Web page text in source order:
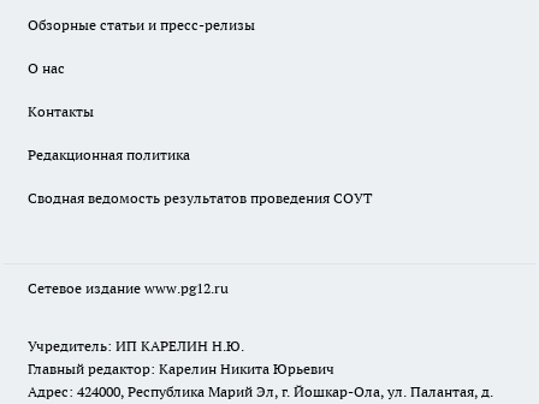
Обзорные статьи и пресс-релизы
О нас
Контакты
Редакционная политика
Сводная ведомость результатов проведения СОУТ
Сетевое издание www.pg12.ru
Учредитель: ИП КАРЕЛИН Н.Ю.
Главный редактор: Карелин Никита Юрьевич
Адрес: 424000, Республика Марий Эл, г. Йошкар-Ола, ул. Палантая, д.